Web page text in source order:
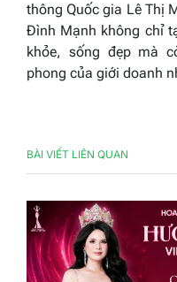
thông Quốc gia Lê Thị
Đình Mạnh không chỉ
khỏe, sống đẹp mà
phong của giới doanh
BÀI VIẾT LIÊN QUAN